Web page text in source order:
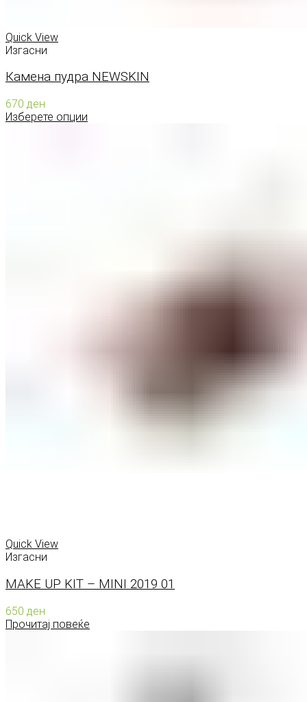
Quick View
Изгасни
Камена пудра NEWSKIN
670 ден
Изберете опции
Quick View
Изгасни
MAKE UP KIT – MINI 2019 01
650 ден
Прочитај повеќе